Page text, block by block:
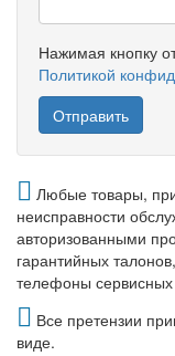
Нажимая кнопку
Политикой
Любые товары,
неисправности
авторизованными
гарантийных
телефоны сервисных
Все претензии
виде.